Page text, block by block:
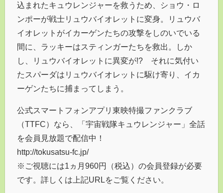
込まれたキュウレンジャーを救うため、ショウ・ロ
ンポーが戦士リュウバイオレットに変身。リュウバ
イオレットがイカーゲンたちの攻撃をしのいでいる
間に、ラッキーはスティンガーたちを救出。しか
し、リュウバイオレットに異変が!? それに気付い
たスパーダはリュウバイオレットに駆け寄り、イカ
ーゲンたちに捕まってしまう。
公式スマートフォンアプリ東映特撮ファンクラブ
（TTFC）なら、「宇宙戦隊キュウレンジャー」全話
を会員見放題で配信中！
http://tokusatsu-fc.jp/
※ご視聴には1ヵ月960円（税込）の会員登録が必要
です。詳しくは上記URLをご覧ください。